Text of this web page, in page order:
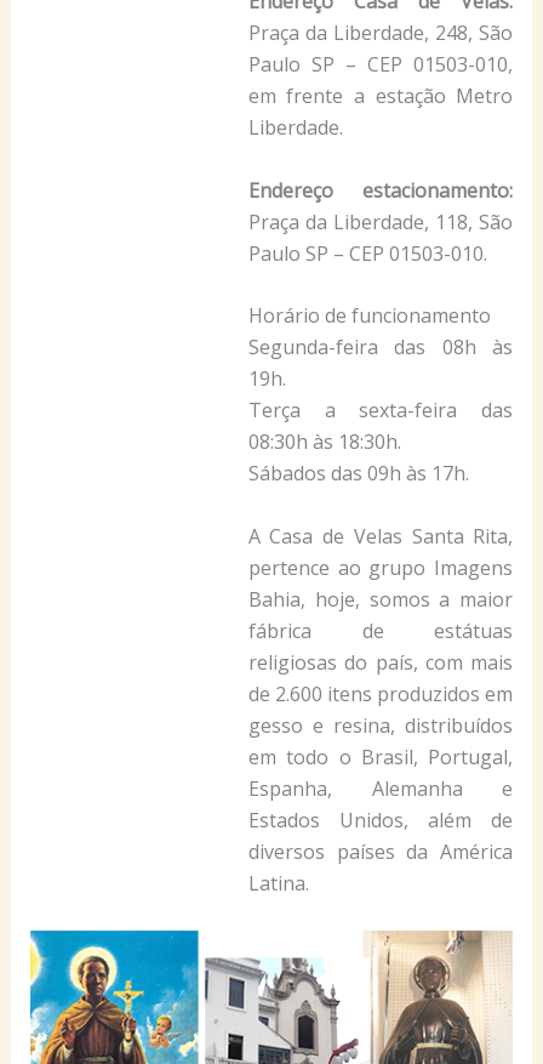
Praça da Liberdade, 248, São
Paulo SP – CEP 01503-010,
em frente a estação Metro
Liberdade.
Endereço estacionamento:
Praça da Liberdade, 118, São
Paulo SP – CEP 01503-010.
Horário de funcionamento
Segunda-feira das 08h às
19h.
Terça a sexta-feira das
08:30h às 18:30h.
Sábados das 09h às 17h.
A Casa de Velas Santa Rita,
pertence ao grupo Imagens
Bahia, hoje, somos a maior
fábrica de estátuas
religiosas do país, com mais
de 2.600 itens produzidos em
gesso e resina, distribuídos
em todo o Brasil, Portugal,
Espanha, Alemanha e
Estados Unidos, além de
diversos países da América
Latina.